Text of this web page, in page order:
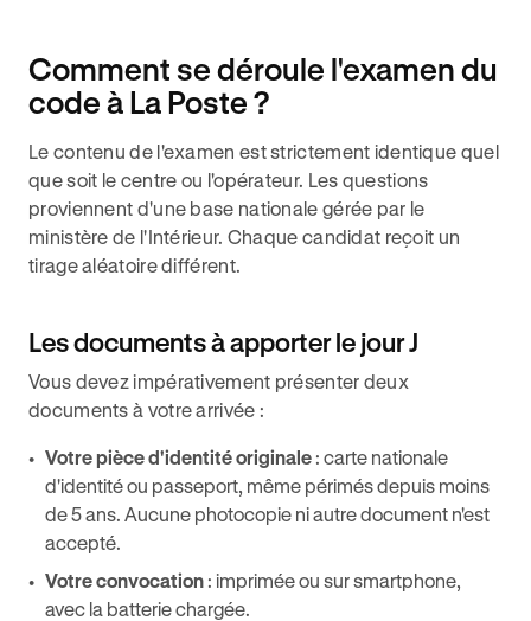
Comment se déroule l'examen du
code à La Poste ?
Le contenu de l'examen est strictement identique quel
que soit le centre ou l'opérateur. Les questions
proviennent d'une base nationale gérée par le
ministère de l'Intérieur. Chaque candidat reçoit un
tirage aléatoire différent.
Les documents à apporter le jour J
Vous devez impérativement présenter deux
documents à votre arrivée :
Votre pièce d'identité originale : carte nationale
d'identité ou passeport, même périmés depuis moins
de 5 ans. Aucune photocopie ni autre document n'est
accepté.
Votre convocation : imprimée ou sur smartphone,
avec la batterie chargée.